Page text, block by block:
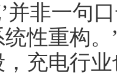
非一句口
性重构
充电行